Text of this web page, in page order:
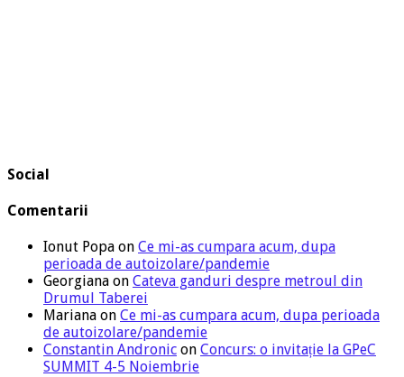
Social
Comentarii
Ionut Popa on Ce mi-as cumpara acum, dupa
perioada de autoizolare/pandemie
Georgiana on Cateva ganduri despre metroul din
Drumul Taberei
Mariana on Ce mi-as cumpara acum, dupa perioada
de autoizolare/pandemie
Constantin Andronic on Concurs: o invitație la GPeC
SUMMIT 4-5 Noiembrie